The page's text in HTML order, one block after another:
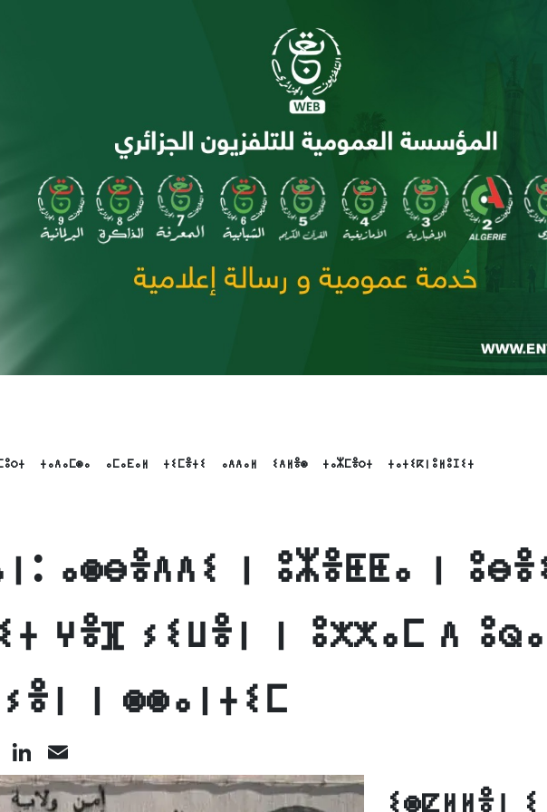
ⵜⴰⴷⴰⵎⵙⴰ ⴰⵎⴰⴹⴰⵍ ⵜⵉⵎⴻⵜⵉ ⴰⴷⴷⴰⵍ ⵉⴷⵍⴻⵙ ⵜⴰⵣⵎⴻⵔⵜ
ⵜⴰⵜⵉⴽⵏⵓⵍⵓⵊⵉⵜ
ⴰⵙⴱⴻⴷⴷⵉ ⵏ ⵓⵣⴻⵟⵟⴰ ⵏ
ⵖⴻⴼ ⵢⵉⵡⴻⵏ ⵏ ⵓⵅⵅⴰⵎ ⴷ
ⵏ ⵙⵙⴰⵏⵜⵉⵎ
LinkedIn
ⵉⵙⵇⵍⵍⴻⵏ